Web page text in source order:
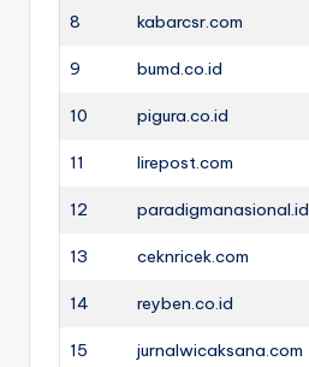
8 kabarcsr.com
9 bumd.co.id
10 pigura.co.id
11 lirepost.com
12 paradigmanasional.id
13 ceknricek.com
14 reyben.co.id
15 jurnalwicaksana.com